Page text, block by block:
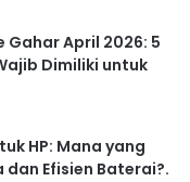
Gahar April 2026: 5
Dimiliki untuk
HP: Mana yang
dan Efisien Baterai?.